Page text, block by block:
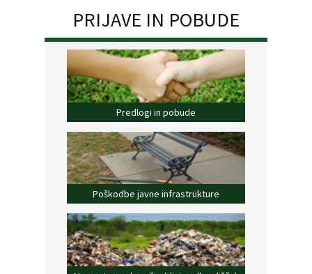
PRIJAVE IN POBUDE
Predlogi in pobude
Poškodbe javne infrastrukture